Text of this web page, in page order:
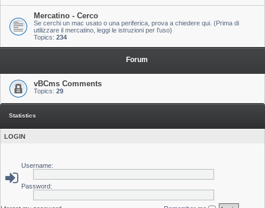
Mercatino - Cerco
Se cerchi un mac usato o una periferica, prova a chiedere qui. (Prima di
utilizzare il mercatino, leggi le istruzioni per l'uso)
Topics: 234
Forum
vBCms Comments
Topics: 29
Statistics
LOGIN
Username:
Password: